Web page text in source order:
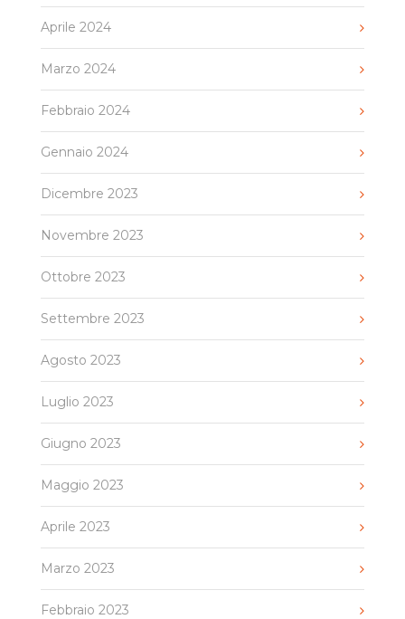
Aprile 2024
Marzo 2024
Febbraio 2024
Gennaio 2024
Dicembre 2023
Novembre 2023
Ottobre 2023
Settembre 2023
Agosto 2023
Luglio 2023
Giugno 2023
Maggio 2023
Aprile 2023
Marzo 2023
Febbraio 2023